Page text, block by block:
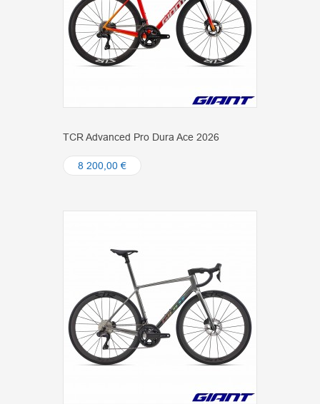
TCR Advanced Pro Dura Ace 2026
8 200,00 €